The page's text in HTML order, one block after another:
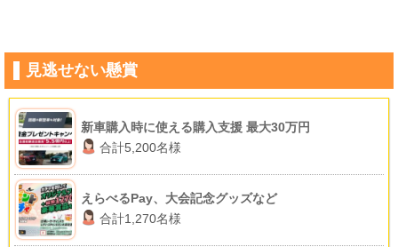
見逃せない懸賞
新車購入時に使える購入支援 最大30万円
合計5,200名様
えらべるPay、大会記念グッズなど
合計1,270名様